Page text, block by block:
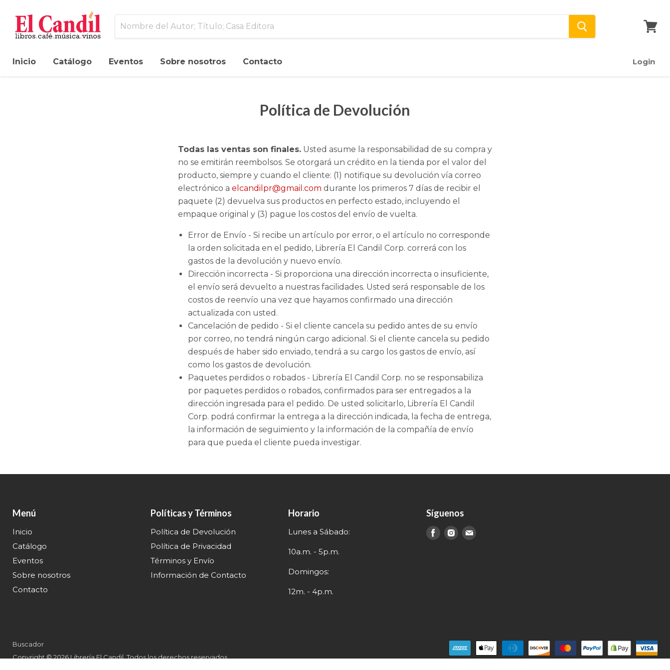
Inicio
Catálogo Eventos Sobre nosotros Contacto Login
Política de Devolución
Todas las ventas son finales. Usted asume la responsabilidad de su compra y
no se emitirán reembolsos. Se otorgará un crédito en la tienda por el valor del
producto, siempre y cuando el cliente: (1) notifique su devolución vía correo
electrónico a elcandilpr@gmail.com durante los primeros 7 días de recibir el
paquete (2) devuelva sus productos en perfecto estado, incluyendo el
empaque original y (3) pague los costos del envío de vuelta.
Error de Envío - Si recibe un artículo por error, o el artículo no corresponde
la orden solicitada en el pedido, Librería El Candil Corp. correrá con los
gastos de la devolución y nuevo envío.
Dirección incorrecta - Si proporciona una dirección incorrecta o insuficiente,
el envío será devuelto a nuestras facilidades. Usted será responsable de los
costos de reenvío una vez que hayamos confirmado una dirección
actualizada con usted.
Cancelación de pedido - Si el cliente cancela su pedido antes de su envío
por correo, no tendrá ningún cargo adicional. Si el cliente cancela su pedido
después de haber sido enviado, tendrá a su cargo los gastos de envío, así
como los gastos de devolución.
Paquetes perdidos o robados - Librería El Candil Corp. no se responsabiliza
por paquetes perdidos o robados, confirmados para ser entregados a la
dirección ingresada para el pedido. De usted solicitarlo, Librería El Candil
Corp. podrá confirmar la entrega a la dirección indicada, la fecha de entrega,
la información de seguimiento y la información de la compañía de envío
para que pueda el cliente pueda investigar.
Menú
Inicio
Catálogo
Eventos
Sobre nosotros
Contacto
Políticas y Términos
Política de Devolución
Política de Privacidad
Términos y Envío
Información de Contacto
Horario
Lunes a Sábado:
10a.m. - 5p.m.
Domingos:
12m. - 4p.m.
Síguenos
Encuéntranos
Encuéntranos
Encuéntranos
Buscador
Copyright © 2026 Librería El Candil. Todos los derechos reservados.